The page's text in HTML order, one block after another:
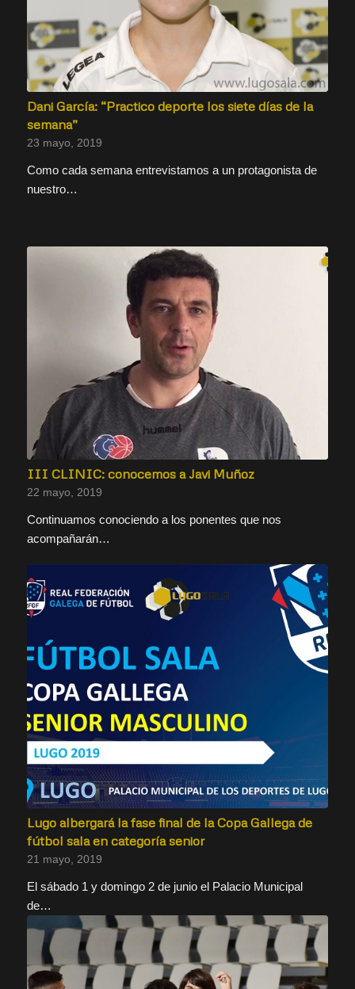
Dani García: “Practico deporte los siete días de la
semana”
23 mayo, 2019
Como cada semana entrevistamos a un protagonista de
nuestro…
III CLINIC: conocemos a Javi Muñoz
22 mayo, 2019
Continuamos conociendo a los ponentes que nos
acompañarán…
Lugo albergará la fase final de la Copa Gallega de
fútbol sala en categoría senior
21 mayo, 2019
El sábado 1 y domingo 2 de junio el Palacio Municipal
de…